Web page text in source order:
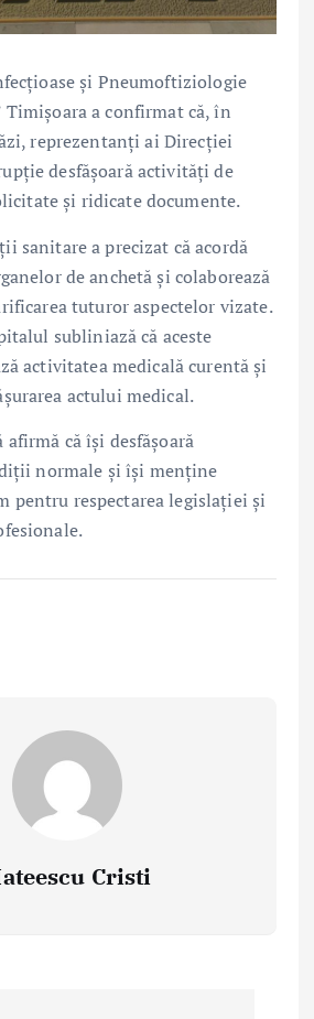
și Pneumoftiziologie
Timișoara a confirmat că, în
reprezentanți ai Direcției
desfășoară activități de
și ridicate documente.
sanitare a precizat că acordă
de anchetă și colaborează
tuturor aspectelor vizate.
subliniază că aceste
activitatea medicală curentă și
actului medical.
că își desfășoară
normale și își menține
pentru respectarea legislației și
Cristi